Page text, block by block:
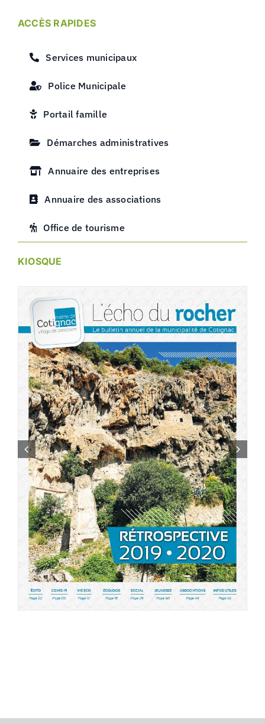
ACCÈS RAPIDES
Services municipaux
Police Municipale
Portail famille
Démarches administratives
Annuaire des entreprises
Annuaire des associations
Office de tourisme
KIOSQUE